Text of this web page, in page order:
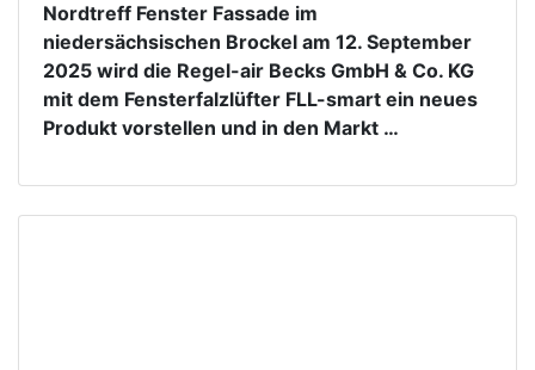
Nordtreff Fenster Fassade im
niedersächsischen Brockel am 12. September
2025 wird die Regel-air Becks GmbH & Co. KG
mit dem Fensterfalzlüfter FLL-smart ein neues
Produkt vorstellen und in den Markt …